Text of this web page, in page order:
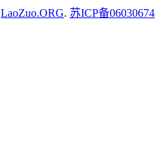
LaoZuo.ORG. 苏ICP备06030674